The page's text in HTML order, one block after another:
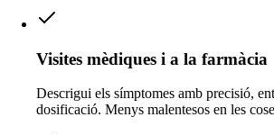
Visites mèdiques i a la farmàcia
Descrigui els símptomes amb precisió,
dosificació. Menys malentesos en les